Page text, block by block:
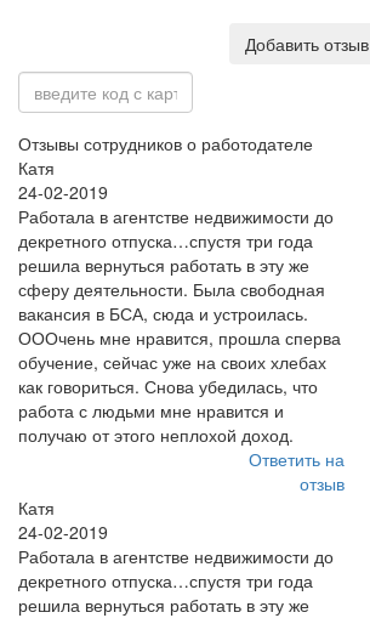
Добавить отзыв
Отзывы сотрудников о работодателе
Катя
24-02-2019
Работала в агентстве недвижимости до
декретного отпуска…спустя три года
решила вернуться работать в эту же
сферу деятельности. Была свободная
вакансия в БСА, сюда и устроилась.
ОООчень мне нравится, прошла сперва
обучение, сейчас уже на своих хлебах
как говориться. Снова убедилась, что
работа с людьми мне нравится и
получаю от этого неплохой доход.
Ответить на
отзыв
Катя
24-02-2019
Работала в агентстве недвижимости до
декретного отпуска…спустя три года
решила вернуться работать в эту же